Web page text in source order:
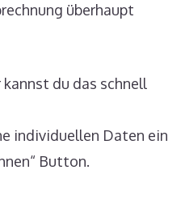
überhaupt
du das schnell
individuellen Daten ein
Button.